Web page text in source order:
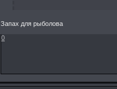
Запах для рыболова
0